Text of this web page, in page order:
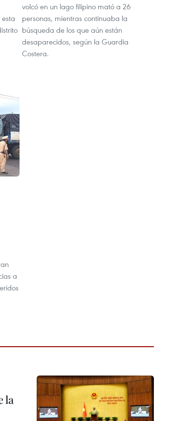
volcó en un lago filipino mató a 26
personas, mientras continuaba la
búsqueda de los que aún están
desaparecidos, según la Guardia
Costera.
a
la